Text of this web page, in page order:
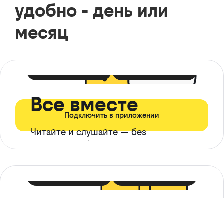
удобно - день или
месяц
Все вместе
Читайте и слушайте — без
ограничений*
Подключить в приложении